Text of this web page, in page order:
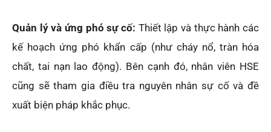
Quản lý và ứng phó sự cố: Thiết lập và thực hành các
kế hoạch ứng phó khẩn cấp (như cháy nổ, tràn hóa
chất, tai nạn lao động). Bên cạnh đó, nhân viên HSE
cũng sẽ tham gia điều tra nguyên nhân sự cố và đề
xuất biện pháp khắc phục.